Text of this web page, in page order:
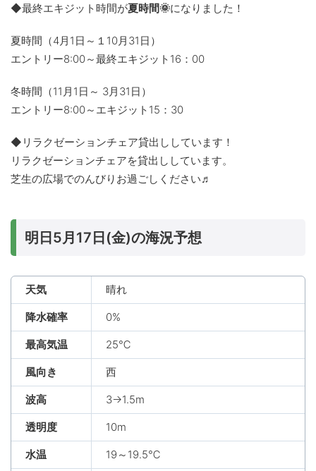
◆最終エキジット時間が夏時間🌞になりました！
夏時間（4月1日～１10月31日）
エントリー8:00～最終エキジット16：00
冬時間（11月1日～ 3月31日）
エントリー8:00～エキジット15：30
◆リラクゼーションチェア貸出ししています！
リラクゼーションチェアを貸出ししています。
芝生の広場でのんびりお過ごしください♬
明日5月17日(金)の海況予想
天気 晴れ
降水確率 0%
最高気温 25℃
風向き 西
波高 3→1.5m
透明度 10m
水温 19～19.5℃